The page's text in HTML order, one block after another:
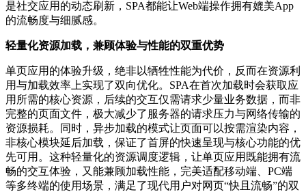
是社交应用的动态刷新，SPA都能让Web端操作拥有媲美App
的流畅度与细腻感。
轻量化资源加载，兼顾体验与性能的双重优势
单页应用的体验升级，绝非以牺牲性能为代价，反而在资源利
用与加载效率上实现了双向优化。SPA在首次加载时会获取应
用所需的核心资源，后续的交互仅需请求少量业务数据，而非
完整的页面文件，极大减少了服务器的请求压力与网络传输的
资源损耗。同时，异步加载的模式让页面可以按需渲染内容，
非核心模块延后加载，保证了首屏的快速呈现与核心功能的优
先可用。这种轻量化的资源调度逻辑，让单页应用既能拥有流
畅的交互体验，又能兼顾加载性能，完美适配移动端、PC端
等多终端的使用场景，满足了现代用户对网页“快且流畅”的双